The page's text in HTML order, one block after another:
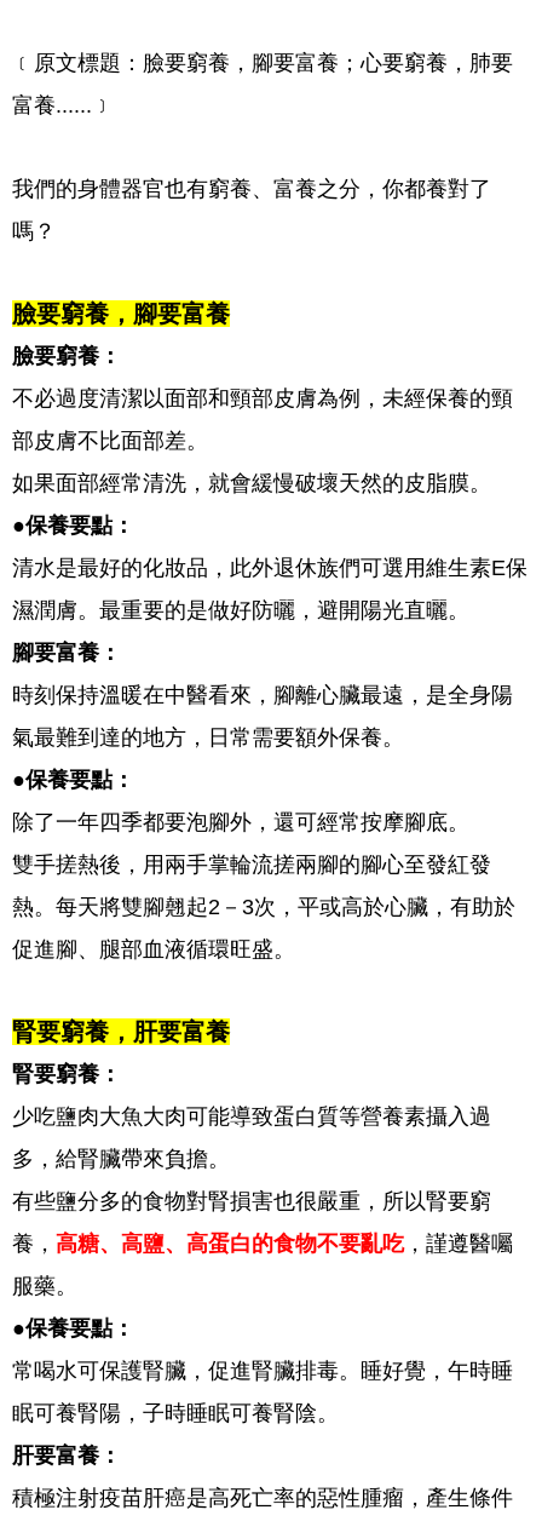
﹝原文標題：臉要窮養，腳要富養；心要窮養，肺要
富養......﹞
我們的身體器官也有窮養、富養之分，你都養對了
嗎？
臉要窮養，腳要富養
臉要窮養：
不必過度清潔以面部和頸部皮膚為例，未經保養的頸
部皮膚不比面部差。
如果面部經常清洗，就會緩慢破壞天然的皮脂膜。
●保養要點：
清水是最好的化妝品，此外退休族們可選用維生素E保
濕潤膚。最重要的是做好防曬，避開陽光直曬。
腳要富養：
時刻保持溫暖在中醫看來，腳離心臟最遠，是全身陽
氣最難到達的地方，日常需要額外保養。
●保養要點：
除了一年四季都要泡腳外，還可經常按摩腳底。
雙手搓熱後，用兩手掌輪流搓兩腳的腳心至發紅發
熱。每天將雙腳翹起2－3次，平或高於心臟，有助於
促進腳、腿部血液循環旺盛。
腎要窮養，肝要富養
腎要窮養：
少吃鹽肉大魚大肉可能導致蛋白質等營養素攝入過
多，給腎臟帶來負擔。
有些鹽分多的食物對腎損害也很嚴重，所以腎要窮
養， 高糖、高鹽、高蛋白的食物不要亂吃，謹遵醫囑
服藥。
●保養要點：
常喝水可保護腎臟，促進腎臟排毒。睡好覺，午時睡
眠可養腎陽，子時睡眠可養腎陰。
肝要富養：
積極注射疫苗肝癌是高死亡率的惡性腫瘤，產生條件